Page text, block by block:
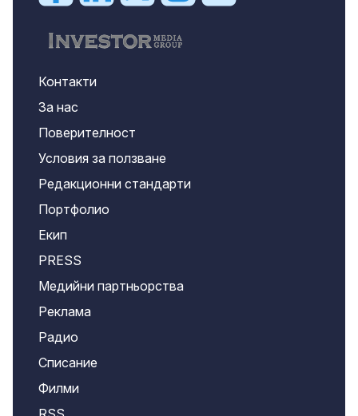
Контакти
За нас
Поверителност
Условия за ползване
Редакционни стандарти
Портфолио
Екип
PRESS
Медийни партньорства
Реклама
Радио
Списание
Филми